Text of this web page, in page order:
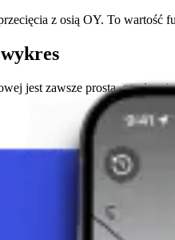
z osią OY. To
jest zawsze prostą, co
w matematyce,
i codziennym modelowaniu
i skorzystaj z pomocy AI tutor.